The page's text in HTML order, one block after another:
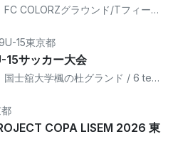
FC COLORZグラウンド/Tフィールド / 15 teams
U-15東京都
15サッカー大会
国士舘大学楓の杜グランド / 6 teams
COPA LISEM 2026 東